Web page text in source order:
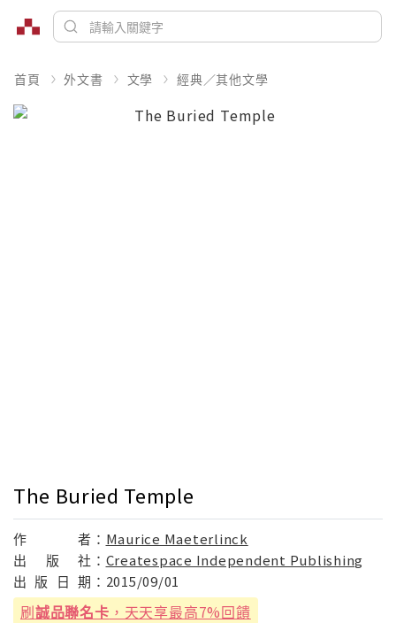
首頁 外文書 文學 經典／其他文學
The Buried Temple
作 者： Maurice Maeterlinck
出
版 社： Createspace Independent Publishing
出 版 日 期： 2015/09/01
刷誠品聯名卡 ，天天享最高7%回饋